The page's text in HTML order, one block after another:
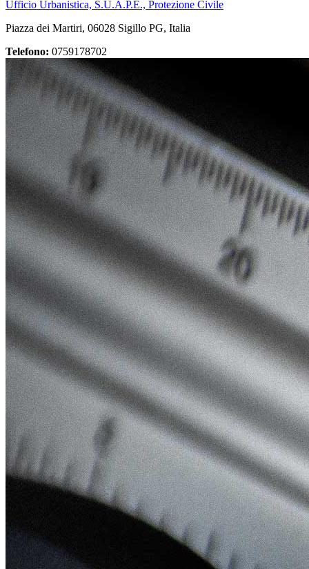
Ufficio Urbanistica, S.U.A.P.E., Protezione Civile
Piazza dei Martiri, 06028 Sigillo PG, Italia
Telefono: 0759178702